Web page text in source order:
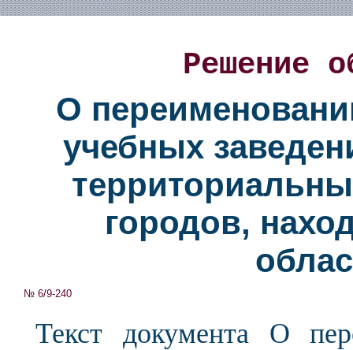
Решение
О
учебных
городов,
№ 6/9-240
Текст документа О